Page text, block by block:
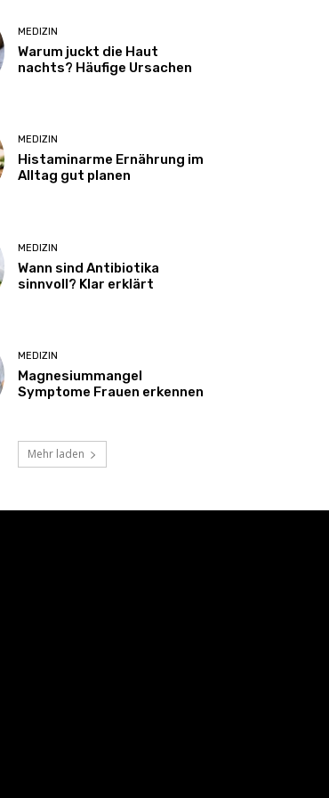
MEDIZIN
Warum juckt die Haut
nachts? Häufige Ursachen
MEDIZIN
Histaminarme Ernährung im
Alltag gut planen
MEDIZIN
Wann sind Antibiotika
sinnvoll? Klar erklärt
MEDIZIN
Magnesiummangel
Symptome Frauen erkennen
Mehr laden